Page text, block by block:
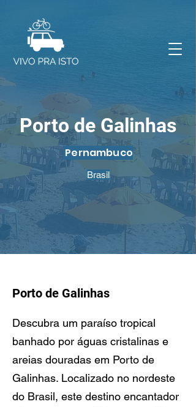
Porto de Galinhas
Pernambuco
Brasil
Porto de Galinhas
Descubra um paraíso tropical
banhado por águas cristalinas e
areias douradas em Porto de
Galinhas. Localizado no nordeste
do Brasil, este destino encantador